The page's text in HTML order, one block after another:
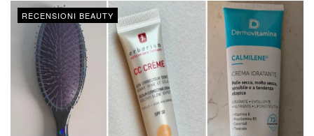
RECENSIONI BEAUTY